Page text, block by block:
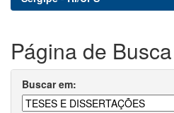
Página de Busca
Buscar em: